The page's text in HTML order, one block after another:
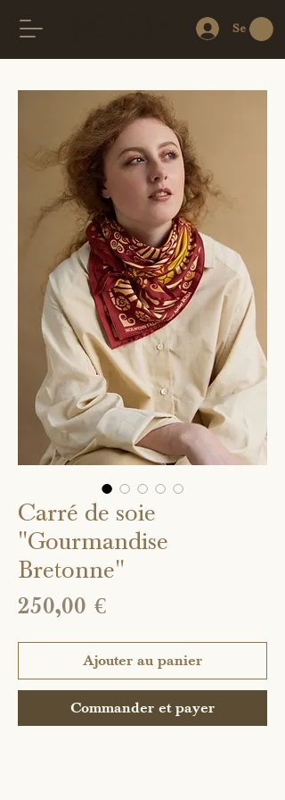
Se
Carré de soie
"Gourmandise
Bretonne"
250,00 €Prix
Ajouter au panier
Commander et payer